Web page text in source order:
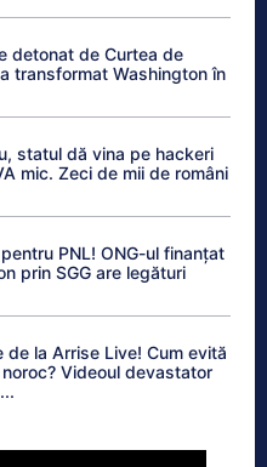
detonat de Curtea de
transformat Washington în
statul dă vina pe hackeri
mic. Zeci de mii de români
PNL! ONG-ul finanțat
prin SGG are legături
la Arrise Live! Cum evită
Videoul devastator